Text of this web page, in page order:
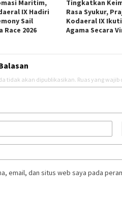
Maritim,
IX Hadiri
Sail
Race 2026
Tingkatkan
Rasa Syukur,
Kodaeral IX
Agama Secara
tidak akan dipublikasikan. Ruas yang
email, dan situs web saya pada